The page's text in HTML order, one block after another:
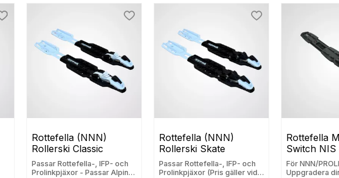
Lägg till i favoriter
Rottefella (NNN)
Rollerski Classic
Passar Rottefella-, IFP- och
Prolinkpjäxor - Passar Alpina,
Lägg till i favoriter
Rottefella (NNN)
Rollerski Skate
Passar Rottefella-, IFP- och
Prolinkpjäxor (Pris gäller vid
Lägg till i favoriter
Rottefella
Switch NIS
bindning)
För NNN/
Uppgradera